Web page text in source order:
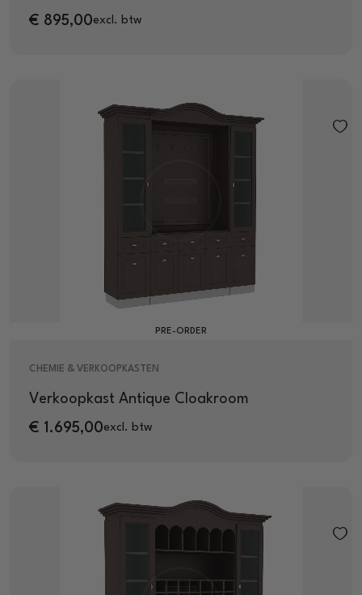
€ 895,00excl. btw
PRE-ORDER
CHEMIE & VERKOOPKASTEN
Verkoopkast Antique Cloakroom
€ 1.695,00excl. btw